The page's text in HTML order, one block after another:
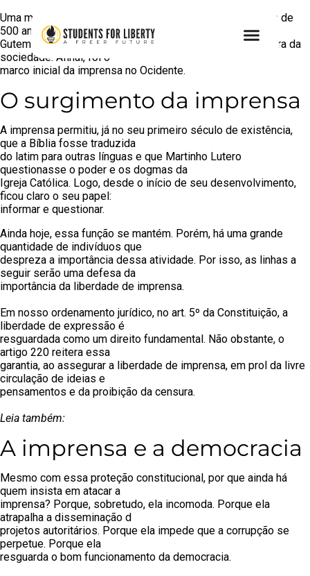
Uma máquina de impressão tipográfica. Invenção de mais de
500 anos, feita por
Gutemberg, que produziu efeitos significativos na estrutura da
sociedade. Afinal, foi o
marco inicial da imprensa no Ocidente.
O surgimento da imprensa
A imprensa permitiu, já no seu primeiro século de existência,
que a Bíblia fosse traduzida
do latim para outras línguas e que Martinho Lutero
questionasse o poder e os dogmas da
Igreja Católica. Logo, desde o início de seu desenvolvimento,
ficou claro o seu papel:
informar e questionar.
Ainda hoje, essa função se mantém. Porém, há uma grande
quantidade de indivíduos que
despreza a importância dessa atividade. Por isso, as linhas a
seguir serão uma defesa da
importância da liberdade de imprensa.
Em nosso ordenamento jurídico, no art. 5º da Constituição, a
liberdade de expressão é
resguardada como um direito fundamental. Não obstante, o
artigo 220 reitera essa
garantia, ao assegurar a liberdade de imprensa, em prol da livre
circulação de ideias e
pensamentos e da proibição da censura.
Leia também:
A imprensa e a democracia
Mesmo com essa proteção constitucional, por que ainda há
quem insista em atacar a
imprensa? Porque, sobretudo, ela incomoda. Porque ela
atrapalha a disseminação d
projetos autoritários. Porque ela impede que a corrupção se
perpetue. Porque ela
resguarda o bom funcionamento da democracia.